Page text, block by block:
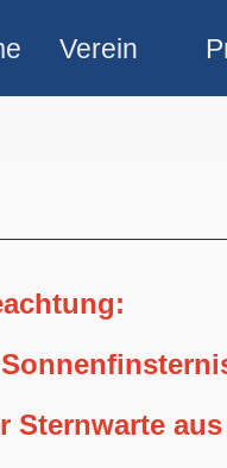
Verein
Sternwarte